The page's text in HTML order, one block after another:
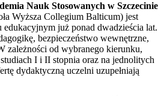
Nauk Stosowanych w Szczecinie
Wyższa Collegium Balticum) jest
już ponad dwadzieścia lat.
bezpieczeństwo wewnętrzne,
zależności od wybranego kierunku,
I i II stopnia oraz na jednolitych
dydaktyczną uczelni uzupełniają